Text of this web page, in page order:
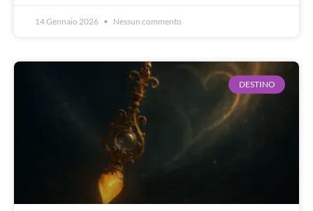
14 Gennaio 2026 Nessun commento
DESTINO